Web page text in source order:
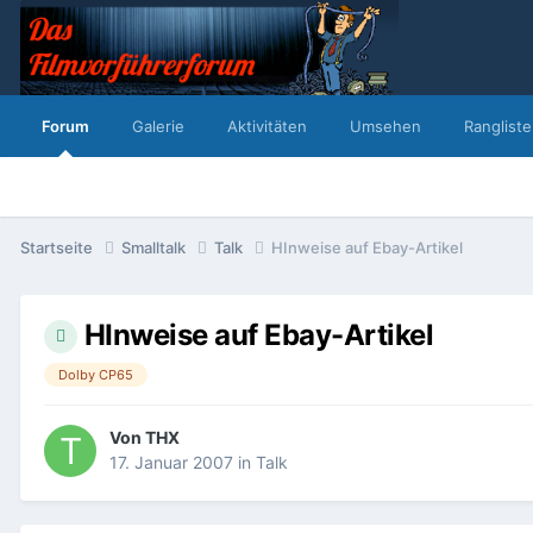
Forum Galerie Aktivitäten Umsehen Rangliste
Startseite Smalltalk Talk HInweise auf Ebay-Artikel
HInweise auf Ebay-Artikel
Dolby CP65
Von THX
17. Januar 2007 in Talk